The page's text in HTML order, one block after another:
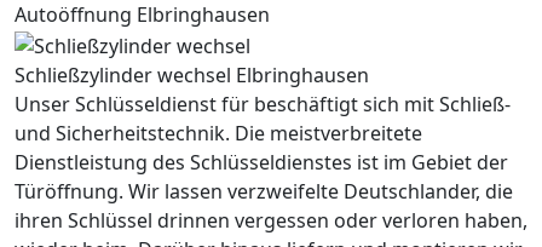
Autoöffnung Elbringhausen
Schließzylinder wechsel Elbringhausen
Unser Schlüsseldienst für beschäftigt sich mit Schließ-
und Sicherheitstechnik. Die meistverbreitete
Dienstleistung des Schlüsseldienstes ist im Gebiet der
Türöffnung. Wir lassen verzweifelte Deutschlander, die
ihren Schlüssel drinnen vergessen oder verloren haben,